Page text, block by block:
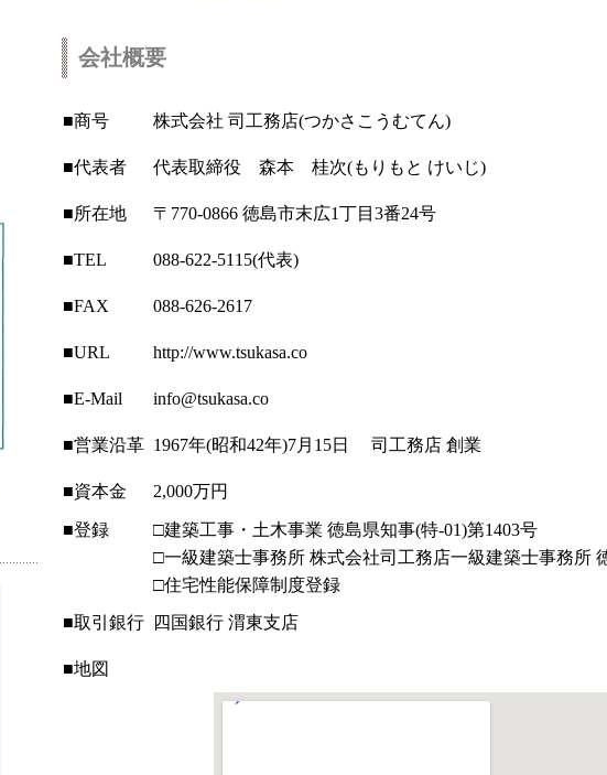
会社概要
■商号 株式会社 司工務店(つかさこうむてん)
■代表者 代表取締役 森本 桂次(もりもと けいじ)
■所在地 〒770-0866 徳島市末広1丁目3番24号
■TEL 088-622-5115(代表)
■FAX 088-626-2617
■URL http://www.tsukasa.co
■E-Mail info@tsukasa.co
■営業沿革 1967年(昭和42年)7月15日 司工務店 創業
■資本金 2,000万円
■登録
□建築工事・土木事業 徳島県知事(特-01)第1403号
□一級建築士事務所 株式会社司工務店一級建築士事務所
□住宅性能保障制度登録
■取引銀行
四国銀行 渭東支店
■地図